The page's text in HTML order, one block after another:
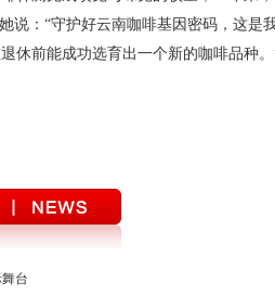
说：“守护好云南咖啡基因密码，这是
休前能成功选育出一个新的咖啡品种。
台